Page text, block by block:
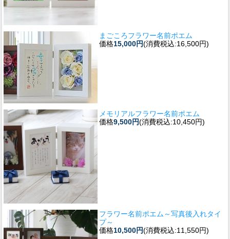
まごころフラワー名前ポエム
価格15,000円(消費税込:16,500円)
メモリアルフラワー名前ポエム
価格9,500円(消費税込:10,450円)
フラワー名前ポエム～写真後入れタイ
プ～
価格10,500円(消費税込:11,550円)